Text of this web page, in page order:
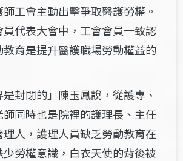
工會主動出擊爭取醫護勞權。
代表大會中，工會會員一致認
育是提升醫護職場勞動權益的
是封閉的」陳玉鳳說，從護專、
同時也是院裡的護理長、主任
人，護理人員缺乏勞動教育在
勞權意識，白衣天使的背後被